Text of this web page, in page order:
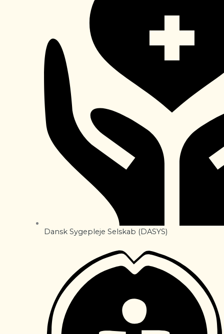
Dansk Sygepleje Selskab (DASYS)